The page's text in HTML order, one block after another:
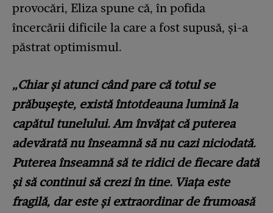
provocări, Eliza spune că, în pofida
încercării dificile la care a fost supusă, și-a
păstrat optimismul.
„Chiar și atunci când pare că totul se
prăbușește, există întotdeauna lumină la
capătul tunelului. Am învățat că puterea
adevărată nu înseamnă să nu cazi niciodată.
Puterea înseamnă să te ridici de fiecare dată
și să continui să crezi în tine. Viața este
fragilă, dar este și extraordinar de frumoasă